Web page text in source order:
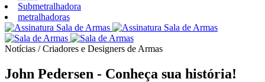
Submetralhadora
metralhadoras
Notícias / Criadores e Designers de Armas
John Pedersen - Conheça sua história!